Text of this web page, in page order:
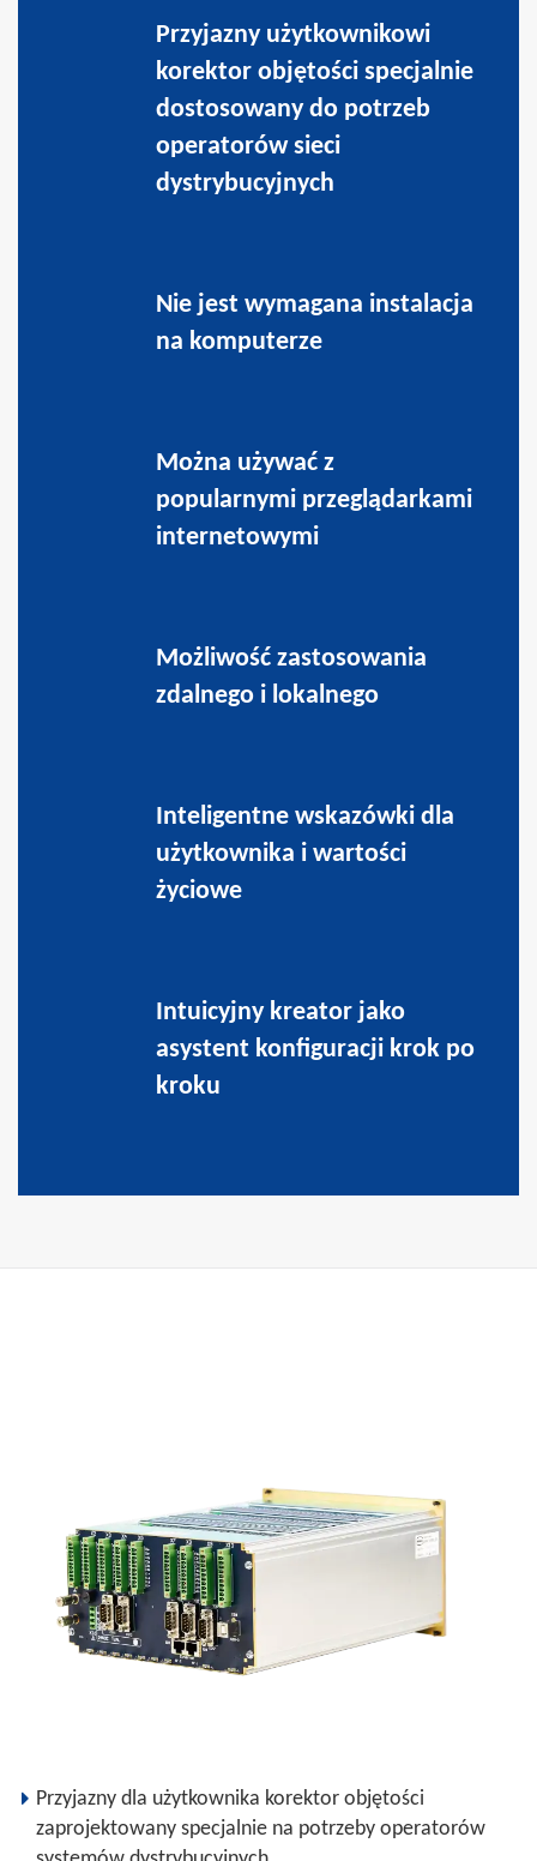
Przyjazny użytkownikowi
korektor objętości specjalnie
dostosowany do potrzeb
operatorów sieci
dystrybucyjnych
Nie jest wymagana instalacja
na komputerze
Można używać z
popularnymi przeglądarkami
internetowymi
Możliwość zastosowania
zdalnego i lokalnego
Inteligentne wskazówki dla
użytkownika i wartości
życiowe
Intuicyjny kreator jako
asystent konfiguracji krok po
kroku
Przyjazny dla użytkownika korektor objętości
zaprojektowany specjalnie na potrzeby operatorów